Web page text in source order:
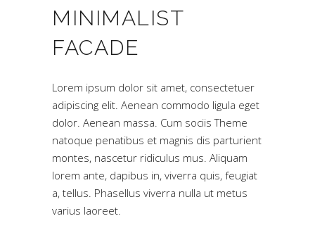
MINIMALIST
FACADE
Lorem ipsum dolor sit amet, consectetuer
adipiscing elit. Aenean commodo ligula eget
dolor. Aenean massa. Cum sociis Theme
natoque penatibus et magnis dis parturient
montes, nascetur ridiculus mus. Aliquam
lorem ante, dapibus in, viverra quis, feugiat
a, tellus. Phasellus viverra nulla ut metus
varius laoreet.